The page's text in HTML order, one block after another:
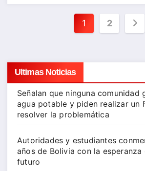
Paginación
entradas
1 2
Ultimas Noticias
Señalan que ninguna comunidad
agua potable y piden realizar un
resolver la problemática
Autoridades y estudiantes
años de Bolivia con la esperanza
futuro